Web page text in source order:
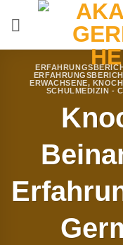
ERWACHSENE,
SCHULMEDIZIN -